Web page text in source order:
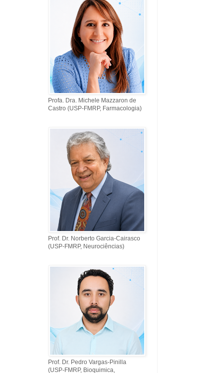
Profa. Dra. Michele Mazzaron de
Castro (USP-FMRP, Farmacologia)
Prof. Dr. Norberto Garcia-Cairasco
(USP-FMRP, Neurociências)
Prof. Dr. Pedro Vargas-Pinilla
(USP-FMRP, Bioquimica,